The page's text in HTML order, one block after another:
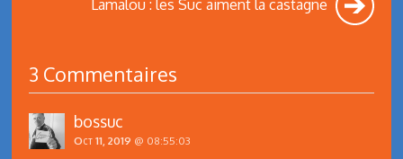
Lamalou : les Suc aiment la castagne
3 Commentaires
bossuc
Oct 11, 2019 @ 08:55:03